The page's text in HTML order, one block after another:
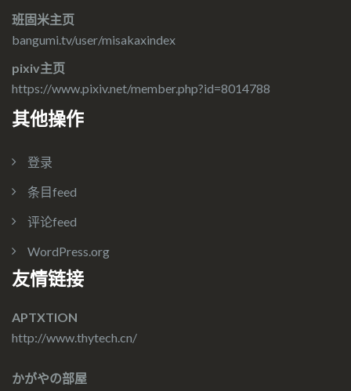
班固米主页
bangumi.tv/user/misakaxindex
pixiv主页
https://www.pixiv.net/member.php?id=8014788
其他操作
登录
条目feed
评论feed
WordPress.org
友情链接
APTXTION
http://www.thytech.cn/
かがやの部屋